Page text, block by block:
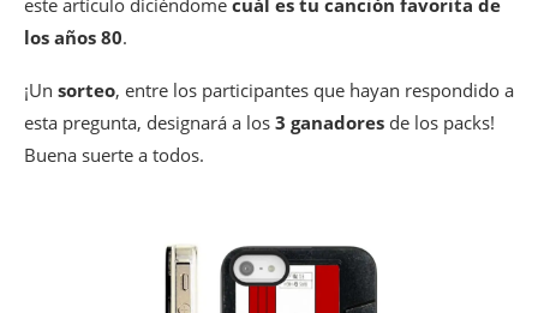
este artículo diciéndome cuál es tu canción favorita de
los años 80.
¡Un sorteo, entre los participantes que hayan respondido a
esta pregunta, designará a los 3 ganadores de los packs!
Buena suerte a todos.